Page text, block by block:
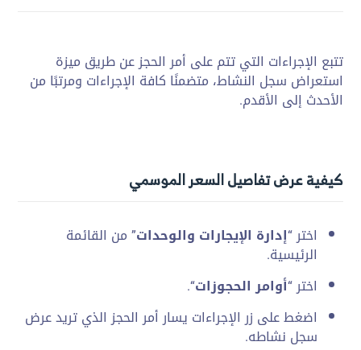
تتبع الإجراءات التي تتم على أمر الحجز عن طريق ميزة
استعراض سجل النشاط، متضمنًا كافة الإجراءات ومرتبًا من
الأحدث إلى الأقدم.
كيفية عرض تفاصيل السعر الموسمي
اختر “إدارة الإيجارات والوحدات” من القائمة
الرئيسية.
اختر “أوامر الحجوزات“.
اضغط على زر الإجراءات يسار أمر الحجز الذي تريد عرض
سجل نشاطه.